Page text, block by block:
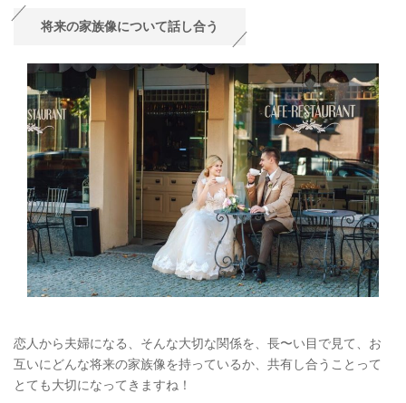
将来の家族像について話し合う
恋人から夫婦になる、そんな大切な関係を、長〜い目で見て、お
互いにどんな将来の家族像を持っているか、共有し合うことって
とても大切になってきますね！